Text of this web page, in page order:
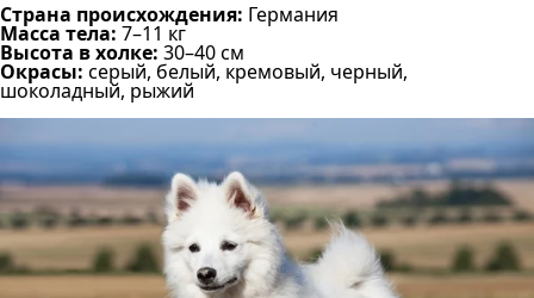
Страна происхождения: Германия
Масса тела: 7–11 кг
Высота в холке: 30–40 см
Окрасы: серый, белый, кремовый, черный,
шоколадный, рыжий